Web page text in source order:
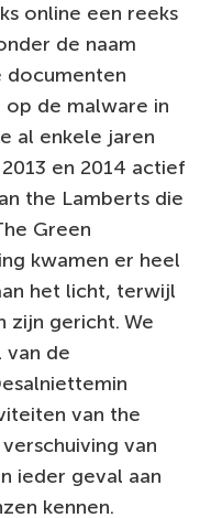
online een reeks
de naam
documenten
de malware in
al enkele jaren
en 2014 actief
the Lamberts die
Green
kwamen er heel
het licht, terwijl
zijn gericht. We
de
van the
van
ieder geval aan
kennen.